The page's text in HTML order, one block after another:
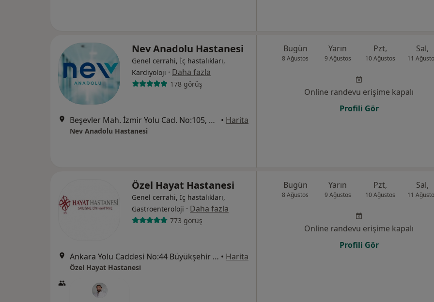
Nev Anadolu Hastanesi
Genel cerrahi, İç hastalıkları,
Kardiyoloji · Daha fazla
178 görüş
Beşevler Mah. İzmir Yolu Cad. No:105, Nilüfer • Harita
Nev Anadolu Hastanesi
Bugün
8 Ağustos
Yarın
9 Ağustos
Pzt,
10 Ağustos
Sal,
11
Online randevu erişime kapalı
Profili Gör
Özel Hayat Hastanesi
Genel cerrahi, İç hastalıkları,
Gastroenteroloji · Daha fazla
773 görüş
Ankara Yolu Caddesi No:44 Büyükşehir Belediye Binası Karşısı, Osmangazi • Harita
Özel Hayat Hastanesi
Bugün
8 Ağustos
Yarın
9 Ağustos
Pzt,
10 Ağustos
Sal,
11
Online randevu erişime kapalı
Profili Gör